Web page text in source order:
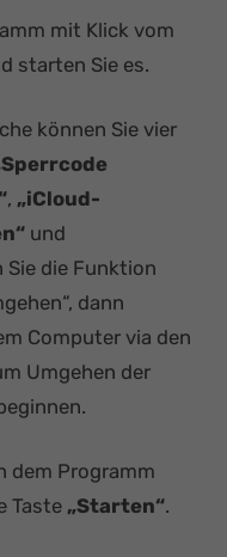
mit Klick vom
starten Sie es.
können Sie vier
, „iCloud-
und
Sie die Funktion
dann
Computer via den
Umgehen der
dem Programm
Taste „Starten“.